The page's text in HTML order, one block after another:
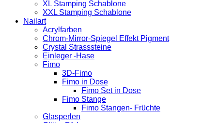
XL Stamping Schablone
XXL Stamping Schablone
Nailart
Acrylfarben
Chrom-Mirror-Spiegel Effekt Pigment
Crystal Strasssteine
Einleger -Hase
Fimo
3D-Fimo
Fimo in Dose
Fimo Set in Dose
Fimo Stange
Fimo Stangen- Früchte
Glasperlen